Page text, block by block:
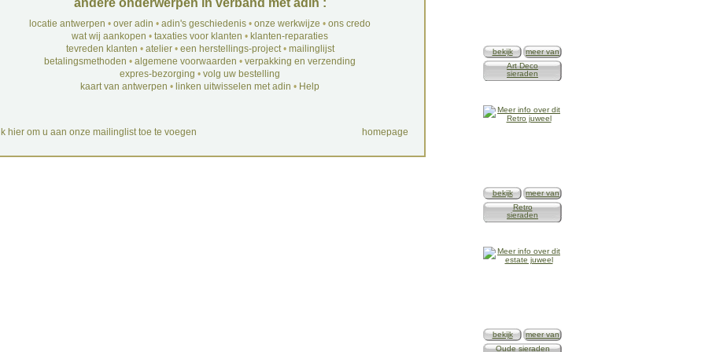
andere onderwerpen in verband met adin :
locatie antwerpen • over adin • adin's geschiedenis • onze werkwijze • ons credo
wat wij aankopen • taxaties voor klanten • klanten-reparaties
tevreden klanten • atelier• een herstellings-project• mailinglijst
betalingsmethoden • algemene voorwaarden • verpakking en verzending
expres-bezorging • volg uw bestelling
kaart van antwerpen • linken uitwisselen met adin • Help
hier om u aan onze mailinglist toe te voegen homepage
bekijk
meer van
Art Deco
sieraden
bekijk
meer van
Retro
sieraden
bekijk
meer van
Oude sieraden